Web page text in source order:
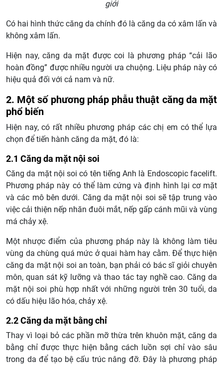
giới
Có hai hình thức căng da chính đó là căng da có xâm lấn và
không xâm lấn.
Hiện nay, căng da mặt được coi là phương pháp “cải lão
hoàn đồng” được nhiều người ưa chuộng. Liệu pháp này có
hiệu quả đối với cả nam và nữ.
2. Một số phương pháp phẫu thuật căng da mặt
phổ biến
Hiện nay, có rất nhiều phương pháp các chị em có thể lựa
chọn để tiến hành căng da mặt, đó là:
2.1 Căng da mặt nội soi
Căng da mặt nội soi có tên tiếng Anh là Endoscopic facelift.
Phương pháp này có thể làm cứng và định hình lại cơ mặt
và các mô bên dưới. Căng da mặt nội soi sẽ tập trung vào
việc cải thiện nếp nhăn đuôi mắt, nếp gấp cánh mũi và vùng
má chảy xệ.
Một nhược điểm của phương pháp này là không làm tiêu
vùng da chùng quá mức ở quai hàm hay cằm. Để thực hiện
căng da mặt nội soi an toàn, bạn phải có bác sĩ giỏi chuyên
môn, quan sát kỹ lưỡng và thao tác tay nghề cao. Căng da
mặt nội soi phù hợp nhất với những người trên 30 tuổi, da
có dấu hiệu lão hóa, chảy xệ.
2.2 Căng da mặt bằng chỉ
Thay vì loại bỏ các phần mỡ thừa trên khuôn mặt, căng da
bằng chỉ được thực hiện bằng cách luồn sợi chỉ vào sâu
trong da để tạo bệ cấu trúc nâng đỡ. Đây là phương pháp